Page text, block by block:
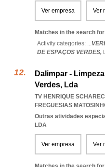
Ver empresa Ver
Matches in the search
Activity categories: ...
DE ESPAÇOS VERDES,
Dalimpar -
Verdes, Lda
TV HENRIQUE
FREGUESIAS
Outras atividades
LDA
Ver empresa Ver